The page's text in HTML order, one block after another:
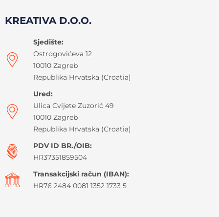
KREATIVA D.O.O.
Sjedište:
Ostrogovićeva 12
10010 Zagreb
Republika Hrvatska (Croatia)
Ured:
Ulica Cvijete Zuzorić 49
10010 Zagreb
Republika Hrvatska (Croatia)
PDV ID BR./OIB:
HR37351859504
Transakcijski račun (IBAN):
HR76 2484 0081 1352 1733 5